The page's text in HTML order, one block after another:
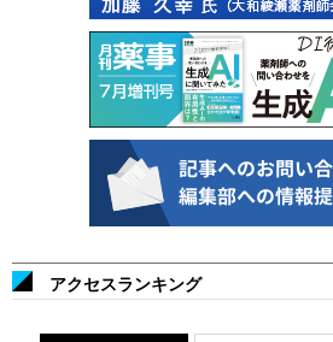
アクセスランキング